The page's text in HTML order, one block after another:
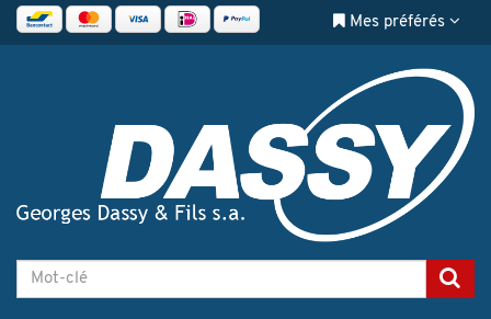
Mes préférés